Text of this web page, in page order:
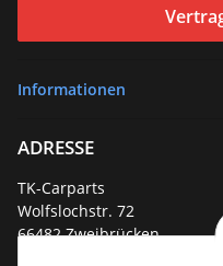
Informationen
ADRESSE
TK-Carparts
Wolfslochstr. 72
66482 Zweibrücken